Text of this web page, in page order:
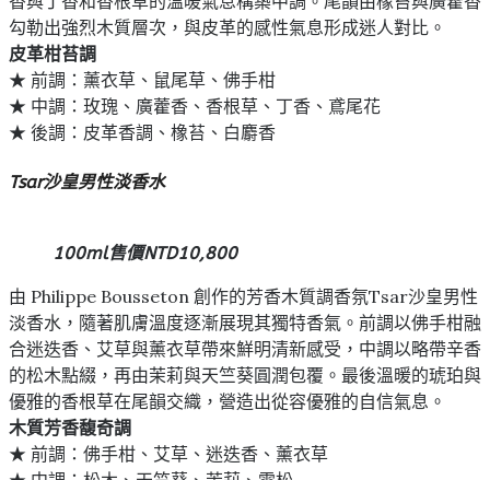
勾勒出強烈木質層次，與皮革的感性氣息形成迷人對比。
皮革柑苔調
★ 前調：薰衣草、鼠尾草、佛手柑
★ 中調：玫瑰、廣藿香、香根草、丁香、鳶尾花
★ 後調：皮革香調、橡苔、白麝香
Tsar沙皇男性淡香水
100ml售價NTD10,800
由 Philippe Bousseton 創作的芳香木質調香氛Tsar沙皇男性
淡香水，隨著肌膚溫度逐漸展現其獨特香氣。前調以佛手柑融
合迷迭香、艾草與薰衣草帶來鮮明清新感受，中調以略帶辛香
的松木點綴，再由茉莉與天竺葵圓潤包覆。最後溫暖的琥珀與
優雅的香根草在尾韻交織，營造出從容優雅的自信氣息。
木質芳香馥奇調
★ 前調：佛手柑、艾草、迷迭香、薰衣草